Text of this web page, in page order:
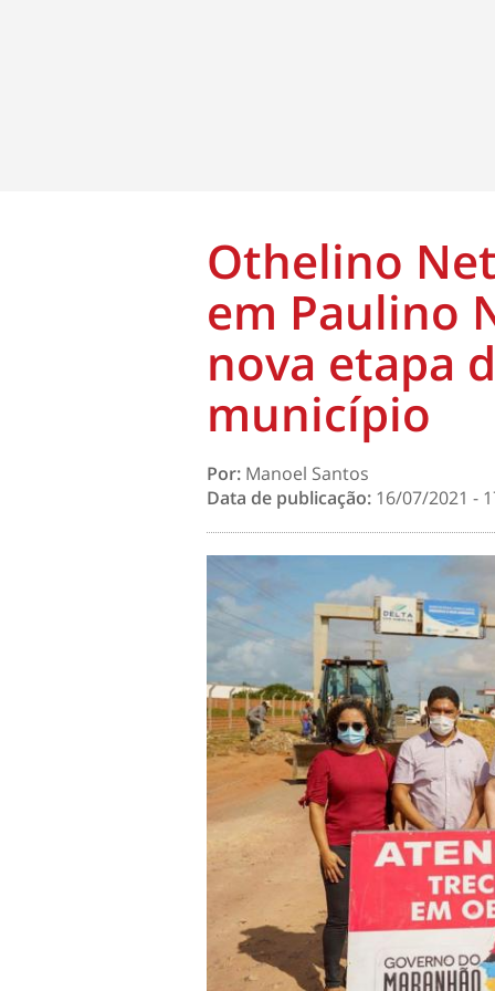
Othelino
em Paulino
nova etapa
município
Por: Manoel Santos
Data de publicação: 16/07/2021 -